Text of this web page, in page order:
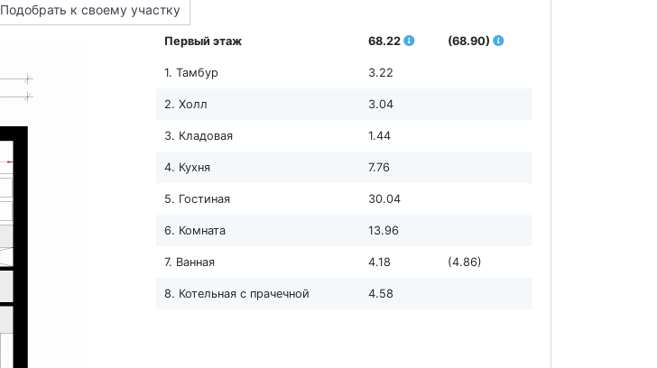
Подобрать к своему участку
Первый этаж 68.22 (68.90)
1. Тамбур 3.22
2. Холл 3.04
3. Кладовая 1.44
4. Кухня 7.76
5. Гостиная 30.04
6. Комната 13.96
7. Ванная 4.18 (4.86)
8. Котельная с прачечной 4.58